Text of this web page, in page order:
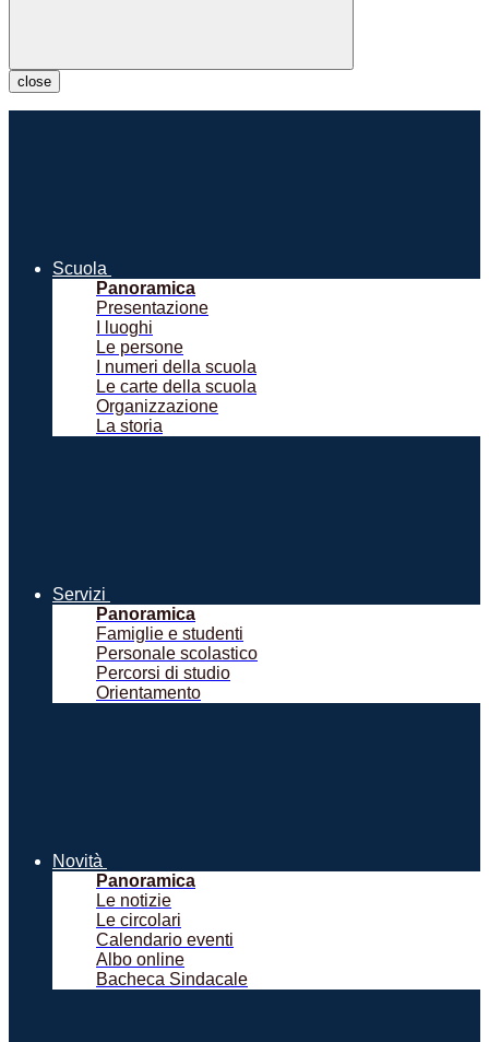
close
Scuola
Panoramica
Presentazione
I luoghi
Le persone
I numeri della scuola
Le carte della scuola
Organizzazione
La storia
Servizi
Panoramica
Famiglie e studenti
Personale scolastico
Percorsi di studio
Orientamento
Novità
Panoramica
Le notizie
Le circolari
Calendario eventi
Albo online
Bacheca Sindacale